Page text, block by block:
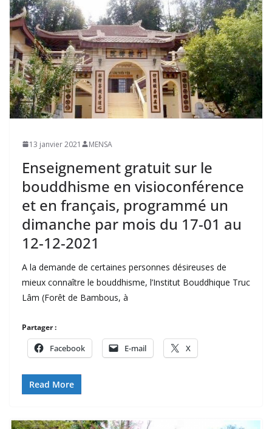
13 janvier 2021 MENSA
Enseignement gratuit sur le
bouddhisme en visioconférence
et en français, programmé un
dimanche par mois du 17-01 au
12-12-2021
A la demande de certaines personnes désireuses de
mieux connaître le bouddhisme, l’Institut Bouddhique Truc
Lâm (Forêt de Bambous, à
Partager :
Facebook E-mail X
Read More